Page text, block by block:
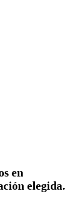
en
elegida.